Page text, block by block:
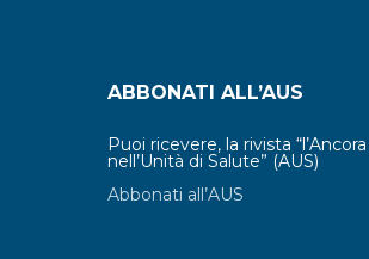
ABBONATI ALL’AUS
Puoi ricevere, la rivista “l’Ancora
nell’Unità di Salute” (AUS)
Abbonati all’AUS